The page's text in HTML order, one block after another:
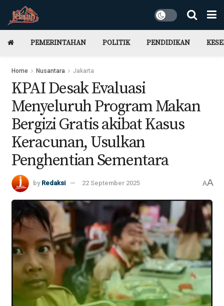
PEMERINTAHAN POLITIK PENDIDIKAN
Home Nusantara Jakarta
KPAI Desak Evaluasi
Menyeluruh Program Makan
Bergizi Gratis akibat Kasus
Keracunan, Usulkan
Penghentian Sementara
by Redaksi 22 September 2025 AA